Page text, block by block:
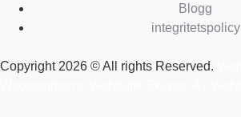
Blogg
integritetspolicy
Copyright 2026 © All rights Reserved.